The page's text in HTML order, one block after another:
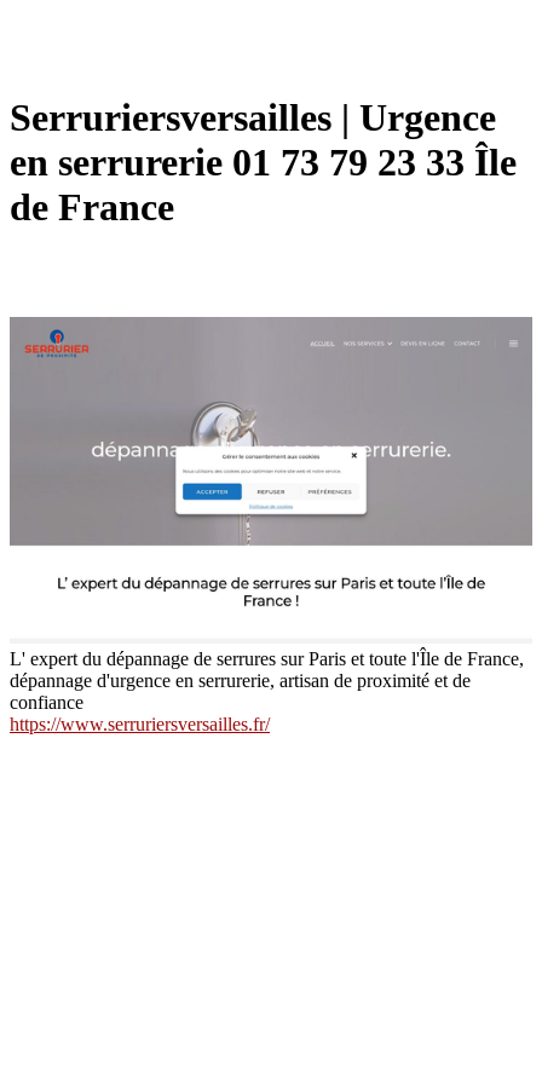
Ser­ru­riersversail­les | Urgence
en serrurerie 01 73 79 23 33 Île
de France
L' expert du dépannage de serrures sur Paris et toute l'Île de France,
dépannage d'urgence en serrurerie, artisan de proximité et de
confiance
https://www.serruriersversailles.fr/